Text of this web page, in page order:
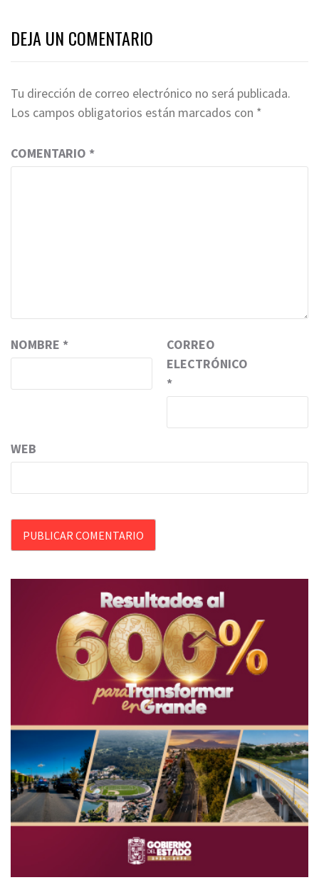
DEJA UN COMENTARIO
Tu dirección de correo electrónico no será publicada.
Los campos obligatorios están marcados con *
COMENTARIO *
NOMBRE *
CORREO
ELECTRÓNICO
*
WEB